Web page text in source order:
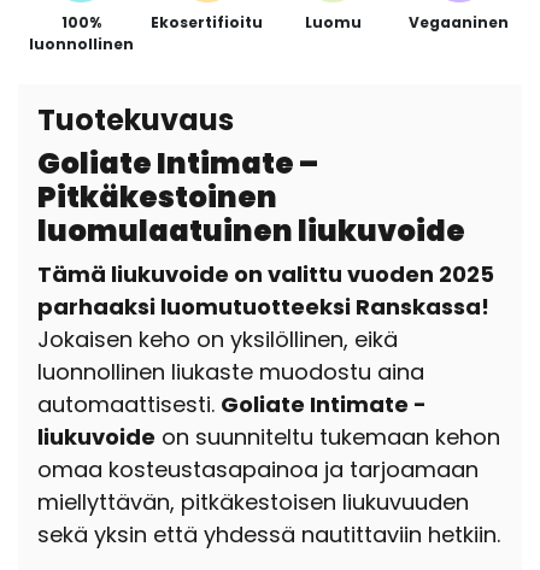
100%
luonnollinen
Ekosertifioitu Luomu Vegaaninen
Tuotekuvaus
Goliate Intimate –
Pitkäkestoinen
luomulaatuinen liukuvoide
Tämä liukuvoide on valittu vuoden 2025
parhaaksi luomutuotteeksi Ranskassa!
Jokaisen keho on yksilöllinen, eikä
luonnollinen liukaste muodostu aina
automaattisesti. Goliate Intimate -
liukuvoide on suunniteltu tukemaan kehon
omaa kosteustasapainoa ja tarjoamaan
miellyttävän, pitkäkestoisen liukuvuuden
sekä yksin että yhdessä nautittaviin hetkiin.